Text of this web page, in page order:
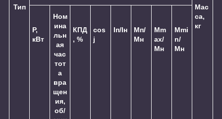
Тип
Мас
са,
кг
Р,
кВт
Ном
ина
льн
ая
час
тот
а
вра
щен
ия,
об/
КПД
, %
cos
j
Iп/Iн
Мп/
Мн
Мm
ax/
Мн
Мmi
n/
Мн